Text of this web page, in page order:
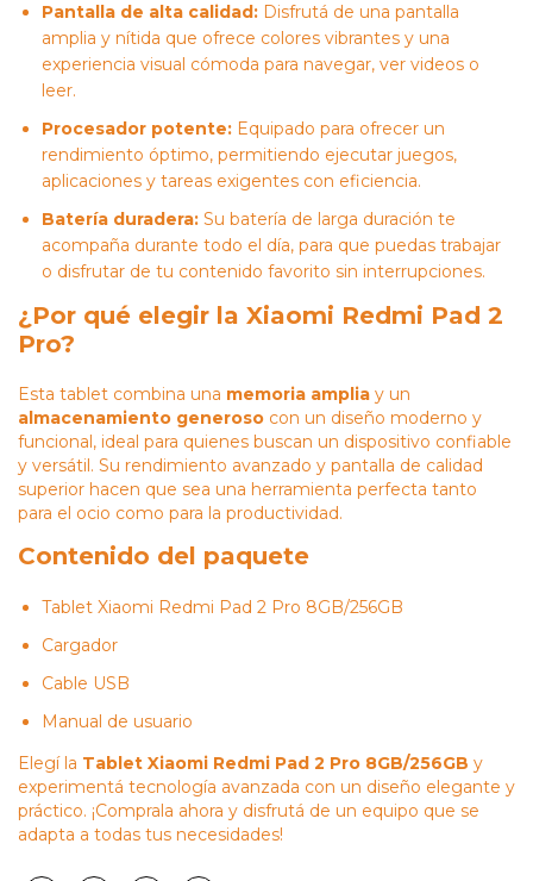
Pantalla de alta calidad: Disfrutá de una pantalla
amplia y nítida que ofrece colores vibrantes y una
experiencia visual cómoda para navegar, ver videos o
leer.
Procesador potente: Equipado para ofrecer un
rendimiento óptimo, permitiendo ejecutar juegos,
aplicaciones y tareas exigentes con eficiencia.
Batería duradera: Su batería de larga duración te
acompaña durante todo el día, para que puedas trabajar
o disfrutar de tu contenido favorito sin interrupciones.
¿Por qué elegir la Xiaomi Redmi Pad 2
Pro?
Esta tablet combina una memoria amplia y un
almacenamiento generoso con un diseño moderno y
funcional, ideal para quienes buscan un dispositivo confiable
y versátil. Su rendimiento avanzado y pantalla de calidad
superior hacen que sea una herramienta perfecta tanto
para el ocio como para la productividad.
Contenido del paquete
Tablet Xiaomi Redmi Pad 2 Pro 8GB/256GB
Cargador
Cable USB
Manual de usuario
Elegí la Tablet Xiaomi Redmi Pad 2 Pro 8GB/256GB y
experimentá tecnología avanzada con un diseño elegante y
práctico. ¡Comprala ahora y disfrutá de un equipo que se
adapta a todas tus necesidades!